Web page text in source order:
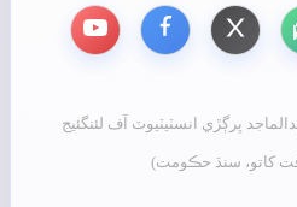
- عبدالماجد ڀرڳڙي انسٽيٽيوٽ آف لئنگئيج
کاتو، سنڌ حڪومت)